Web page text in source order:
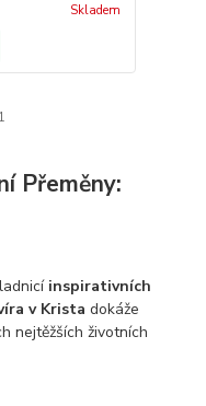
Skladem
Přeměny:
inspirativních
v Krista dokáže
nejtěžších životních